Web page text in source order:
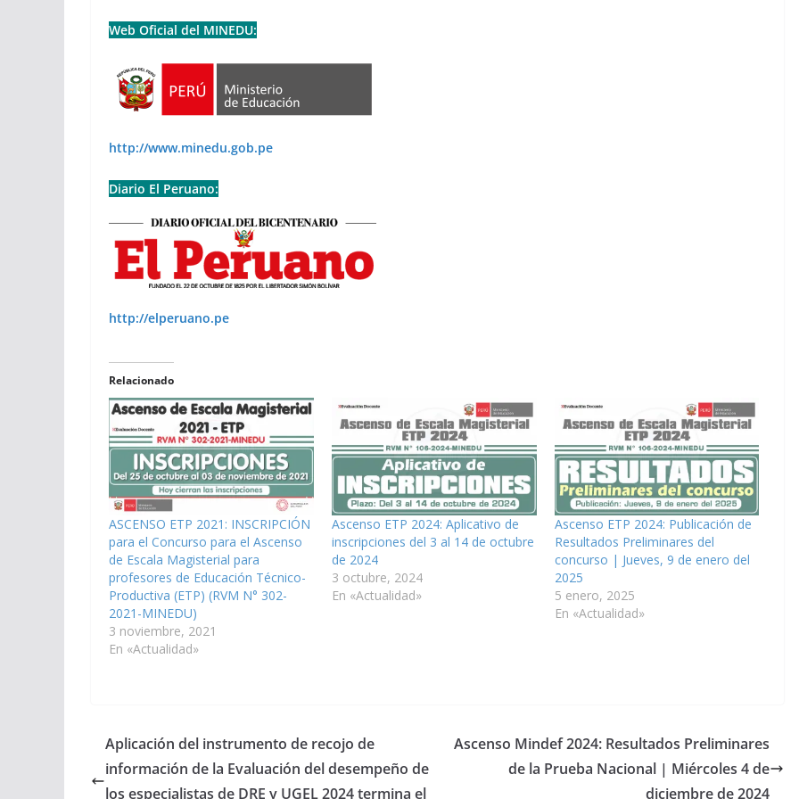
Web Oficial del MINEDU:
http://www.minedu.gob.pe
Diario El Peruano:
http://elperuano.pe
Relacionado
ASCENSO ETP 2021: INSCRIPCIÓN
para el Concurso para el Ascenso
de Escala Magisterial para
profesores de Educación Técnico-
Productiva (ETP) (RVM N° 302-
2021-MINEDU)
3 noviembre, 2021
En «Actualidad»
Ascenso ETP 2024: Aplicativo de
inscripciones del 3 al 14 de octubre
de 2024
3 octubre, 2024
En «Actualidad»
Ascenso ETP 2024: Publicación de
Resultados Preliminares del
concurso | Jueves, 9 de enero del
2025
5 enero, 2025
En «Actualidad»
Aplicación del instrumento de recojo de
información de la Evaluación del desempeño de
los especialistas de DRE y UGEL 2024 termina el
Ascenso Mindef 2024: Resultados Preliminares
de la Prueba Nacional | Miércoles 4 de
diciembre de 2024